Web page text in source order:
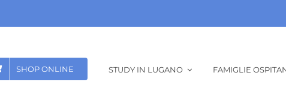
SHOP ONLINE STUDY IN LUGANO FAMIGLIE